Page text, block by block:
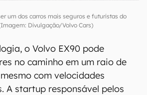
um dos carros mais seguros e futuristas do
Divulgação/Volvo Cars)
o Volvo EX90 pode
no caminho em um raio de
com velocidades
A startup responsável pelos